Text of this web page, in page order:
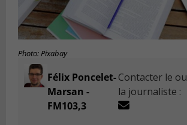
Photo: Pixabay
Félix Poncelet-
Marsan -
FM103,3
Contacter le ou
la journaliste :